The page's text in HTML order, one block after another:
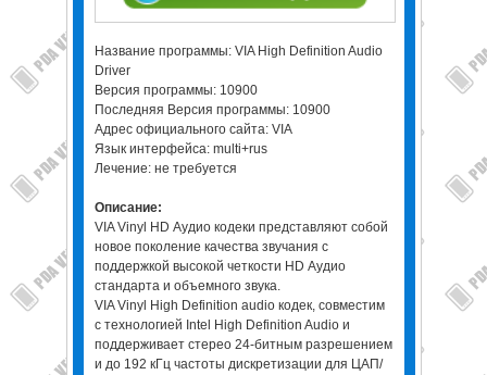
Название программы: VIA High Definition Audio
Driver
Версия программы: 10900
Последняя Версия программы: 10900
Адрес официального сайта: VIA
Язык интерфейса: multi+rus
Лечение: не требуется
Описание:
VIA Vinyl HD Аудио кодеки представляют собой
новое поколение качества звучания с
поддержкой высокой четкости HD Аудио
стандарта и объемного звука.
VIA Vinyl High Definition audio кодек, совместим
с технологией Intel High Definition Audio и
поддерживает стерео 24-битным разрешением
и до 192 кГц частоты дискретизации для ЦАП/